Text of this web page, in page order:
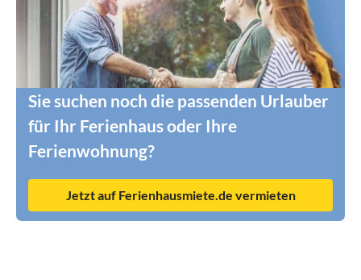
Sie suchen noch die passenden Urlauber
für Ihr Ferienhaus oder Ihre
Ferienwohnung?
Jetzt auf Ferienhausmiete.de vermieten